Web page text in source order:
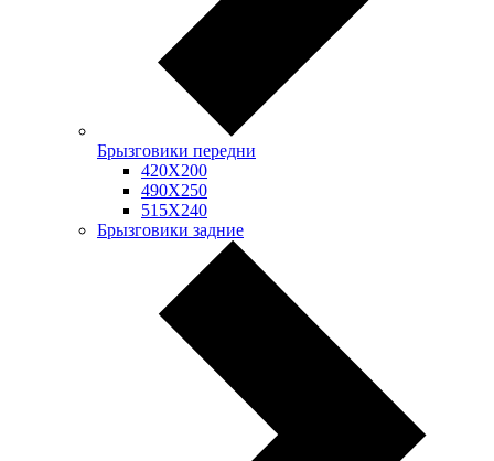
Брызговики передни
420Х200
490Х250
515Х240
Брызговики задние